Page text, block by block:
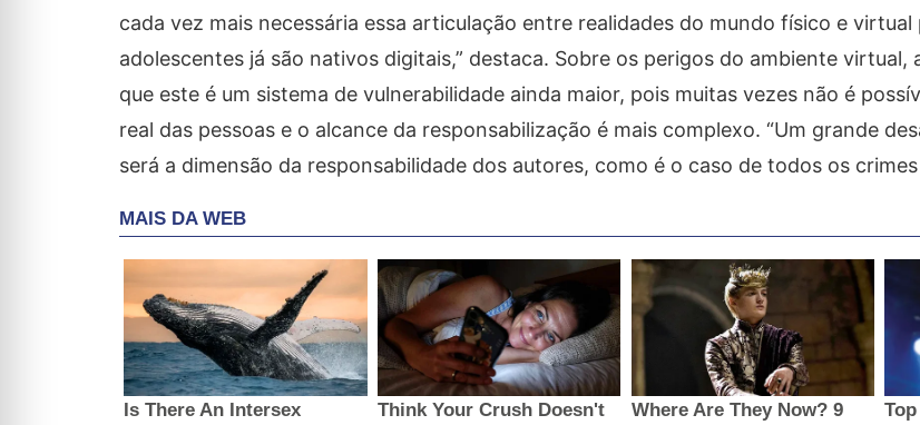
cada vez mais necessária essa articulação entre realidades do mundo físico e
adolescentes já são nativos digitais,” destaca. Sobre os perigos do ambiente virtual,
que este é um sistema de vulnerabilidade ainda maior, pois muitas vezes não é
real das pessoas e o alcance da responsabilização é mais complexo. “Um grande
será a dimensão da responsabilidade dos autores, como é o caso de todos os